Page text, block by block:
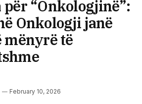
“Onkologjinë”:
Onkologji janë
të
February 10, 2026